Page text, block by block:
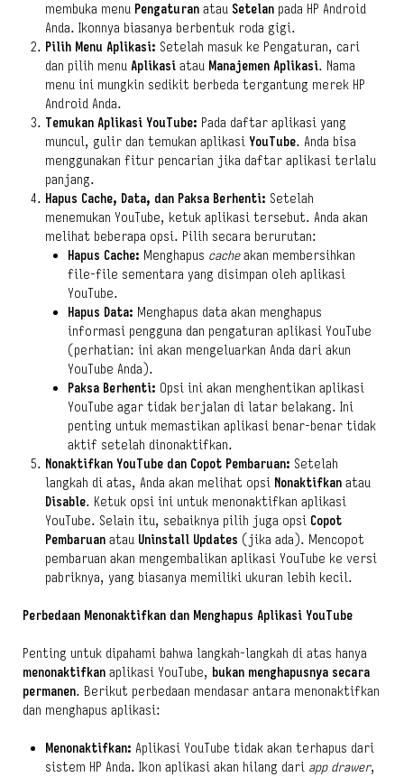
membuka menu Pengaturan atau Setelan pada HP Android
Anda. Ikonnya biasanya berbentuk roda gigi.
Pilih Menu Aplikasi: Setelah masuk ke Pengaturan, cari
dan pilih menu Aplikasi atau Manajemen Aplikasi. Nama
menu ini mungkin sedikit berbeda tergantung merek HP
Android Anda.
Temukan Aplikasi YouTube: Pada daftar aplikasi yang
muncul, gulir dan temukan aplikasi YouTube. Anda bisa
menggunakan fitur pencarian jika daftar aplikasi terlalu
panjang.
Hapus Cache, Data, dan Paksa Berhenti: Setelah
menemukan YouTube, ketuk aplikasi tersebut. Anda akan
melihat beberapa opsi. Pilih secara berurutan:
Hapus Cache: Menghapus cacheakan membersihkan
file-file sementara yang disimpan oleh aplikasi
YouTube.
Hapus Data: Menghapus data akan menghapus
informasi pengguna dan pengaturan aplikasi YouTube
(perhatian: ini akan mengeluarkan Anda dari akun
YouTube Anda).
Paksa Berhenti: Opsi ini akan menghentikan aplikasi
YouTube agar tidak berjalan di latar belakang. Ini
penting untuk memastikan aplikasi benar-benar tidak
aktif setelah dinonaktifkan.
Nonaktifkan YouTube dan Copot Pembaruan: Setelah
langkah di atas, Anda akan melihat opsi Nonaktifkan atau
Disable. Ketuk opsi ini untuk menonaktifkan aplikasi
YouTube. Selain itu, sebaiknya pilih juga opsi Copot
Pembaruan atau Uninstall Updates (jika ada). Mencopot
pembaruan akan mengembalikan aplikasi YouTube ke versi
pabriknya, yang biasanya memiliki ukuran lebih kecil.
Perbedaan Menonaktifkan dan Menghapus Aplikasi YouTube
Penting untuk dipahami bahwa langkah-langkah di atas hanya
menonaktifkan aplikasi YouTube, bukan menghapusnya secara
permanen. Berikut perbedaan mendasar antara menonaktifkan
dan menghapus aplikasi:
Menonaktifkan: Aplikasi YouTube tidak akan terhapus dari
sistem HP Anda. Ikon aplikasi akan hilang dari app drawer,